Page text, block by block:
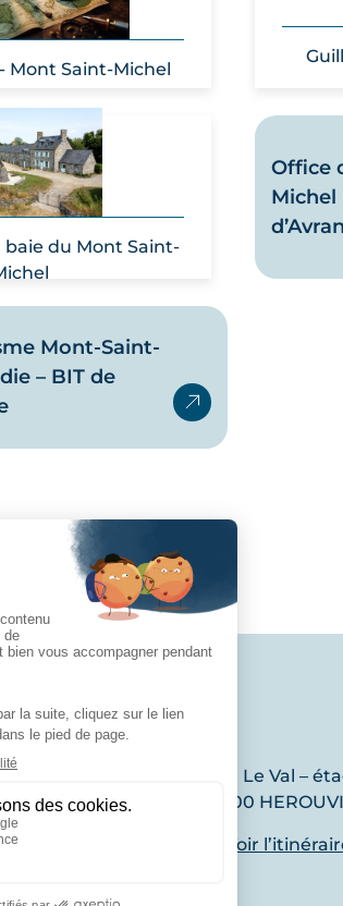
Mont Saint-Michel
baie du Mont Saint-
Office
Michel
Mont-Saint-
– BIT de
320, Le Val –
14200
Voir